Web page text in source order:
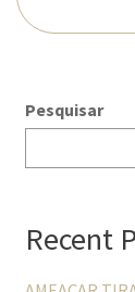
Pesquisar
Recent